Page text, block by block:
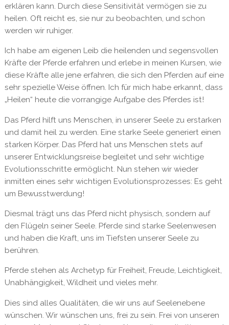
erklären kann. Durch diese Sensitivität vermögen sie zu
heilen. Oft reicht es, sie nur zu beobachten, und schon
werden wir ruhiger.
Ich habe am eigenen Leib die heilenden und segensvollen
Kräfte der Pferde erfahren und erlebe in meinen Kursen, wie
diese Kräfte alle jene erfahren, die sich den Pferden auf eine
sehr spezielle Weise öffnen. Ich für mich habe erkannt, dass
„Heilen“ heute die vorrangige Aufgabe des Pferdes ist!
Das Pferd hilft uns Menschen, in unserer Seele zu erstarken
und damit heil zu werden. Eine starke Seele generiert einen
starken Körper. Das Pferd hat uns Menschen stets auf
unserer Entwicklungsreise begleitet und sehr wichtige
Evolutionsschritte ermöglicht. Nun stehen wir wieder
inmitten eines sehr wichtigen Evolutionsprozesses: Es geht
um Bewusstwerdung!
Diesmal trägt uns das Pferd nicht physisch, sondern auf
den Flügeln seiner Seele. Pferde sind starke Seelenwesen
und haben die Kraft, uns im Tiefsten unserer Seele zu
berühren.
Pferde stehen als Archetyp für Freiheit, Freude, Leichtigkeit,
Unabhängigkeit, Wildheit und vieles mehr.
Dies sind alles Qualitäten, die wir uns auf Seelenebene
wünschen. Wir wünschen uns, frei zu sein. Frei von unseren